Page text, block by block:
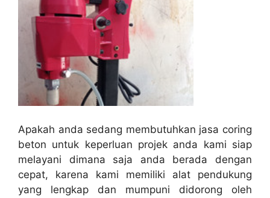
Apakah anda sedang membutuhkan jasa coring
beton untuk keperluan projek anda kami siap
melayani dimana saja anda berada dengan
cepat, karena kami memiliki alat pendukung
yang lengkap dan mumpuni didorong oleh